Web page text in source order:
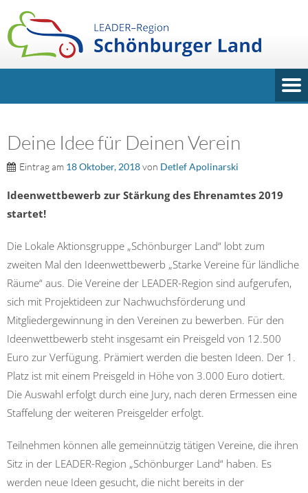
Deine Idee für Deinen Verein
Eintrag am 18 Oktober, 2018von Detlef Apolinarski
Ideenwettbewerb zur Stärkung des Ehrenamtes 2019
startet!
Die Lokale Aktionsgruppe „Schönburger Land“ lobt zum
zweiten Mal den Ideenwettbewerb „Starke Vereine für ländliche
Räume“ aus. Die Vereine der LEADER-Region sind aufgerufen,
sich mit Projektideen zur Nachwuchsförderung und
Mitgliedergewinnung in den Vereinen zu bewerben. Für den
Ideenwettbewerb steht insgesamt ein Preisgeld von 12.500
Euro zur Verfügung. Prämiert werden die besten Ideen. Der 1.
Platz ist mit einem Preisgeld in Höhe von 3.000 Euro dotiert.
Die Auswahl erfolgt durch eine Jury, nach deren Ermessen eine
Staffelung der weiteren Preisgelder erfolgt.
Teilnehmen können alle gemeinnützig tätigen Vereine, die ihren
Sitz in der LEADER-Region „Schönburger Land“ haben. Es
werden neue Ideen gesucht, die nicht bereits in der